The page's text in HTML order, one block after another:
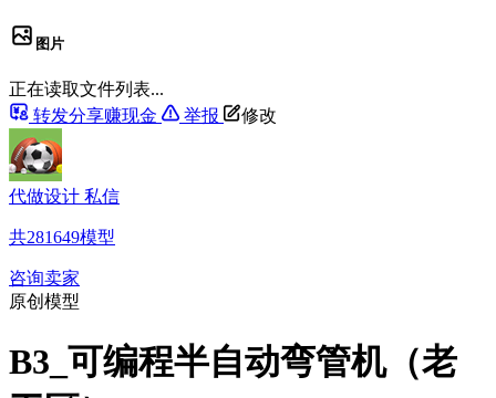
图片
正在读取文件列表...
转发分享赚现金
举报 修改
代做设计 私信
共281649模型
咨询卖家
原创模型
B3_可编程半自动弯管机（老